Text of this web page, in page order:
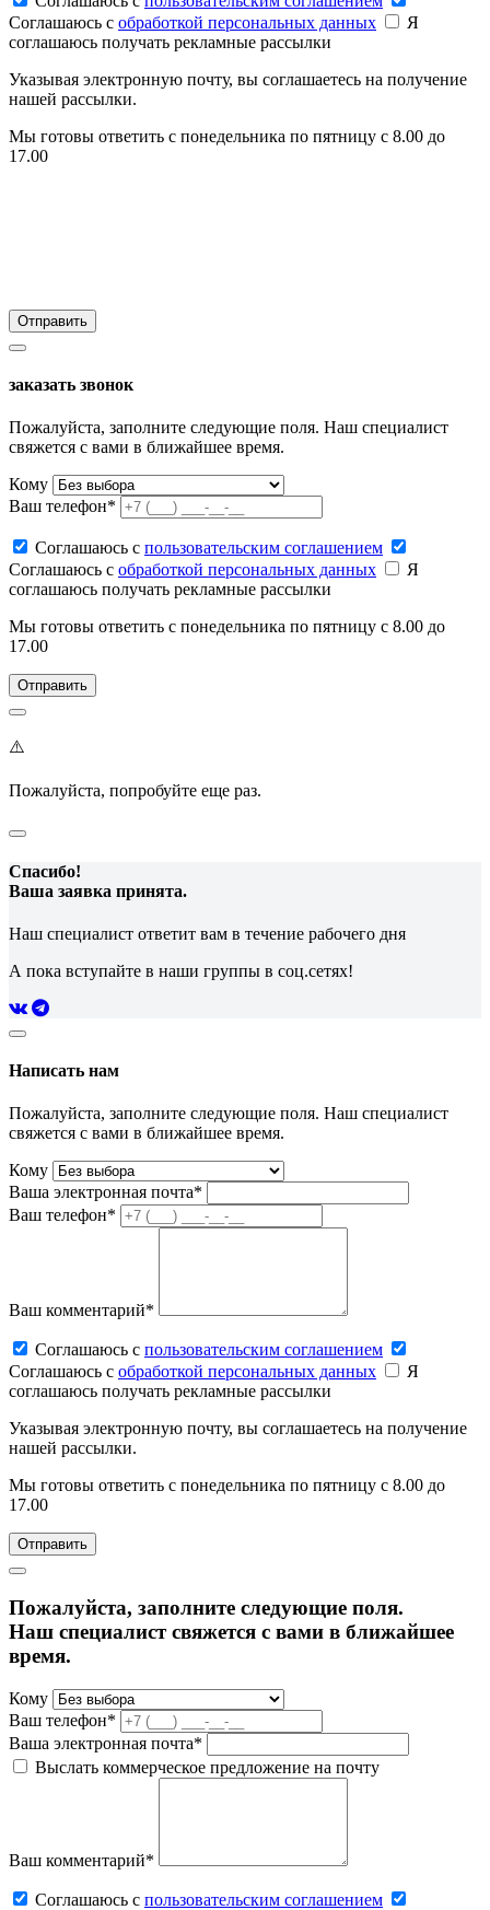
Соглашаюсь c обработкой персональных данных
Я
соглашаюсь получать рекламные рассылки
Указывая электронную почту, вы соглашаетесь на получение
нашей рассылки.
Мы готовы ответить с понедельника по пятницу с 8.00 до
17.00
заказать звонок
Пожалуйста, заполните следующие поля. Наш специалист
свяжется с вами в ближайшее время.
Кому
Ваш телефон*
Соглашаюсь c пользовательским соглашением
Соглашаюсь c обработкой персональных данных
Я
соглашаюсь получать рекламные рассылки
Мы готовы ответить с понедельника по пятницу с 8.00 до
17.00
⚠️
Пожалуйста, попробуйте еще раз.
Спасибо!
Ваша заявка принята.
Наш специалист ответит вам в течение рабочего дня
А пока вступайте в наши группы в соц.сетях!
Написать нам
Пожалуйста, заполните следующие поля. Наш специалист
свяжется с вами в ближайшее время.
Кому
Ваша электронная почта*
Ваш телефон*
Ваш комментарий*
Соглашаюсь c пользовательским соглашением
Соглашаюсь c обработкой персональных данных
Я
соглашаюсь получать рекламные рассылки
Указывая электронную почту, вы соглашаетесь на получение
нашей рассылки.
Мы готовы ответить с понедельника по пятницу с 8.00 до
17.00
Пожалуйста, заполните следующие поля.
Наш специалист свяжется с вами в ближайшее
время.
Кому
Ваш телефон*
Ваша электронная почта*
Выслать коммерческое предложение на почту
Ваш комментарий*
Соглашаюсь c пользовательским соглашением